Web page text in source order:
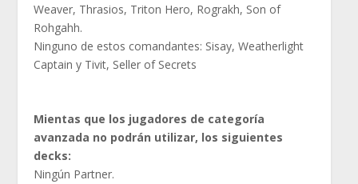
Weaver, Thrasios, Triton Hero, Rograkh, Son of
Rohgahh.
Ninguno de estos comandantes: Sisay, Weatherlight
Captain y Tivit, Seller of Secrets
Mientas que los jugadores de categoría
avanzada no podrán utilizar, los siguientes
decks:
Ningún Partner.